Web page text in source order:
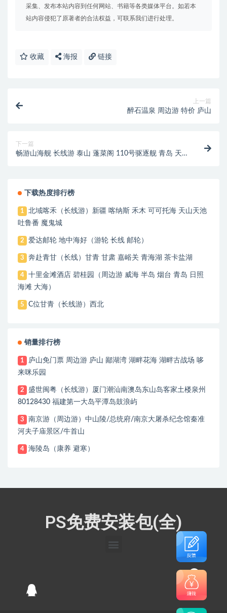
采集、发布本站内容到任何网站、书籍等各类媒体平台。如若本
站内容侵犯了原著者的合法权益，可联系我们进行处理。
收藏 海报 链接
上一篇
醉石温泉 周边游 特价 庐山
下一篇
畅游山海舰 长线游 泰山 蓬菜阁 110号驱逐舰 青岛 天
下载热度排行榜
1
北域喀禾（长线游）新疆 喀纳斯 禾木 可可托海 天山天池
吐鲁番 魔鬼城
2 爱达邮轮 地中海好（游轮 长线 邮轮）
3 奔赴青甘（长线）甘青 甘肃 嘉峪关 青海湖 茶卡盐湖
4
十里金滩酒店 碧桂园（周边游 威海 半岛 烟台 青岛 日照
海滩 大海）
5 C位甘青（长线游）西北
销量排行榜
1
庐山免门票 周边游 庐山 鄙湖湾 湖畔花海 湖畔古战场 哆
来咪乐园
2
盛世闽粤（长线游）厦门潮汕南澳岛东山岛客家土楼泉州
80128430 福建第一大岛平潭岛鼓浪屿
3
南京游（周边游）中山陵/总统府/南京大屠杀纪念馆秦准
河夫子庙景区/牛首山
4 海陵岛（康养 避寒）
PS免费安装包(全)